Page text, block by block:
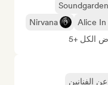
Soundgarden
Alice In
Nirvana
الكل +5
الفنانين